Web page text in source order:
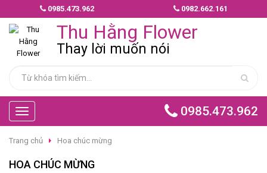
0985.473.962 0982.662.161
Thu Hằng Flower
Thay lời muốn nói
Toggle
navigation
0985.473.962
MẪU
HOA
GIAO
NHANH
CHÚC
MỪNG
BÓ
Trang chủ Hoa chúc mừng
HOA CHÚC MỪNG